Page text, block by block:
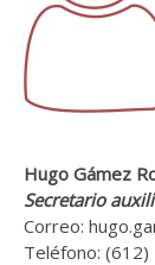
Hugo Gámez
Secretario
Correo:
Teléfono: